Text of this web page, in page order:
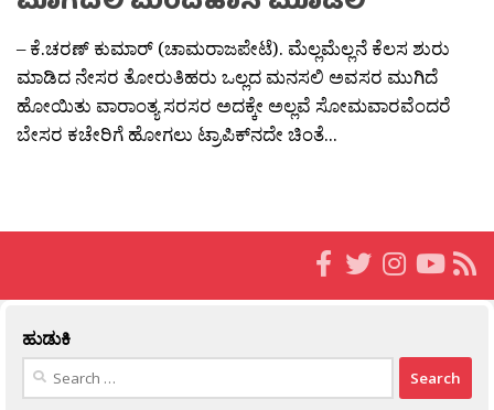
– ಕೆ.ಚರಣ್ ಕುಮಾರ್ (ಚಾಮರಾಜಪೇಟೆ). ಮೆಲ್ಲಮೆಲ್ಲನೆ ಕೆಲಸ ಶುರು
ಮಾಡಿದ ನೇಸರ ತೋರುತಿಹರು ಒಲ್ಲದ ಮನಸಲಿ ಅವಸರ ಮುಗಿದೆ
ಹೋಯಿತು ವಾರಾಂತ್ಯ ಸರಸರ ಅದಕ್ಕೇ ಅಲ್ಲವೆ ಸೋಮವಾರವೆಂದರೆ
ಬೇಸರ ಕಚೇರಿಗೆ ಹೋಗಲು ಟ್ರಾಪಿಕ್‌ನದೇ ಚಿಂತೆ...
ಹುಡುಕಿ
Search